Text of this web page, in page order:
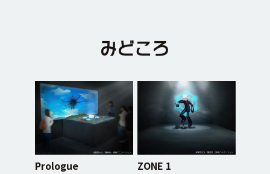
みどころ
Prologue
ZONE 1